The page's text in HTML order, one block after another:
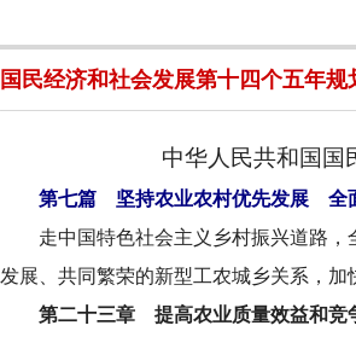
国民经济和社会发展第十四个五年规
中华人民共和国国
第七篇 坚持农业农村优先发展 全
走中国特色社会主义乡村振兴道路
发展、共同繁荣的新型工农城乡关系，加
第二十三章 提高农业质量效益和竞